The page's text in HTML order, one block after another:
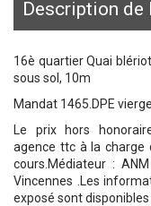
description
16è quartier Quai
sous sol, 10m
Mandat 1465.DPE vierge
Le prix hors
agence ttc à la charge
cours.Médiateur :
Vincennes .Les
exposé sont